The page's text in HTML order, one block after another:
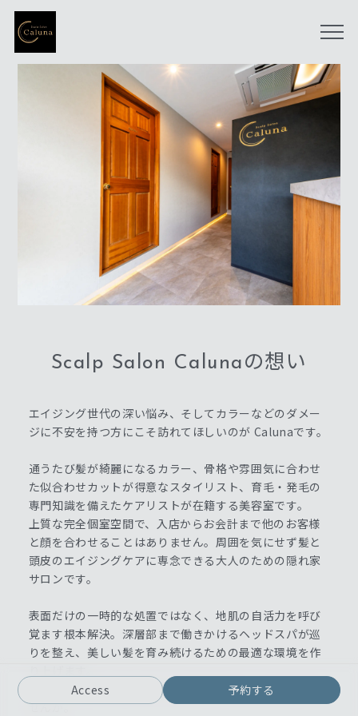
Scalp Salon Calunaの想い
エイジング世代の深い悩み、そしてカラーなどのダメー
ジに不安を持つ方にこそ訪れてほしいのが Calunaです。
通うたび髪が綺麗になるカラー、骨格や雰囲気に合わせ
た似合わせカットが得意なスタイリスト、育毛・発毛の
専門知識を備えたケアリストが在籍する美容室です。
上質な完全個室空間で、入店からお会計まで他のお客様
と顔を合わせることはありません。周囲を気にせず髪と
頭皮のエイジングケアに専念できる大人のための隠れ家
サロンです。
表面だけの一時的な処置ではなく、地肌の自活力を呼び
覚ます根本解決。深層部まで働きかけるヘッドスパが巡
りを整え、美しい髪を育み続けるための最適な環境を作
10年先も笑顔で毎日が輝ける予防美容をここから始めま
せんか。
Access 予約する